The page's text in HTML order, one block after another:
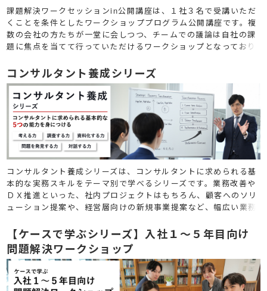
課題解決ワークセッションin公開講座は、１社３名で受講いただ
くことを条件としたワークショッププログラム公開講座です。複
数の会社の方たちが一堂に会しつつ、チームでの議論は自社の課
題に焦点を当てて行っていただけるワークショップとなっており
来るため、「学び」だけでなく「実益」も兼ねたものとしてご利
用いただけます。
コンサルタント養成シリーズ
コンサルタント養成シリーズは、コンサルタントに求められる基
本的な実務スキルをテーマ別で学べるシリーズです。業務改善や
ＤＸ推進といった、社内プロジェクトはもちろん、顧客へのソリ
ューション提案や、経営層向けの新規事業提案など、幅広い業務
【ケースで学ぶシリーズ】入社１～５年目向け
問題解決ワークショップ